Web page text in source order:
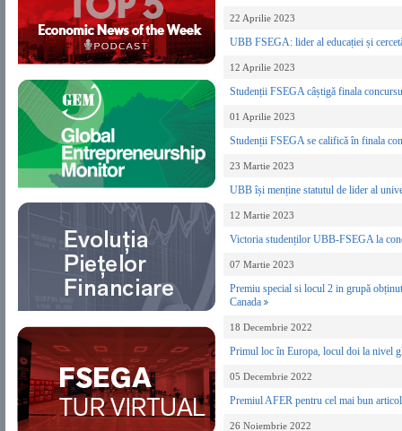
22 Aprilie 2023
UBB FSEGA: lider al educației și
12 Aprilie 2023
Studenții FSEGA câștigă finala
01 Aprilie 2023
Studenții FSEGA se califică în finala
23 Martie 2023
UBB își menține statutul de lider al
12 Martie 2023
Victoria studenților UBB-FSEGA la
07 Martie 2023
Premiu special si locul 2 in grupă
Canada
18 Decembrie 2022
Primul loc în Europa, locul doi la nivel
05 Decembrie 2022
Premiul AFER pentru cel mai bun
26 Noiembrie 2022